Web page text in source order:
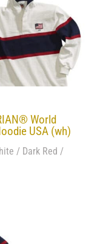
World
USA (wh)
/ Dark Red /